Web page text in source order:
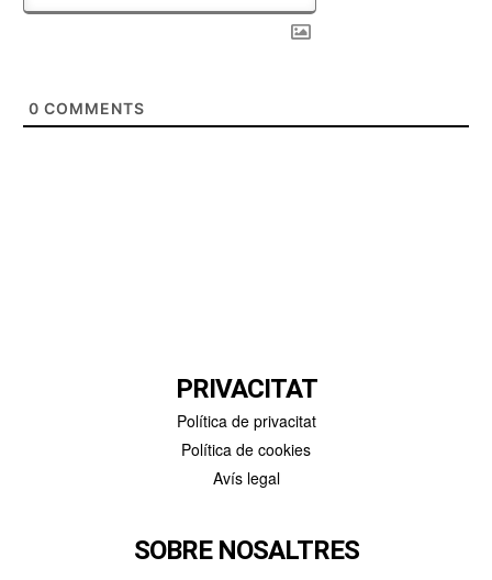
0 COMMENTS
PRIVACITAT
Política de privacitat
Política de cookies
Avís legal
SOBRE NOSALTRES